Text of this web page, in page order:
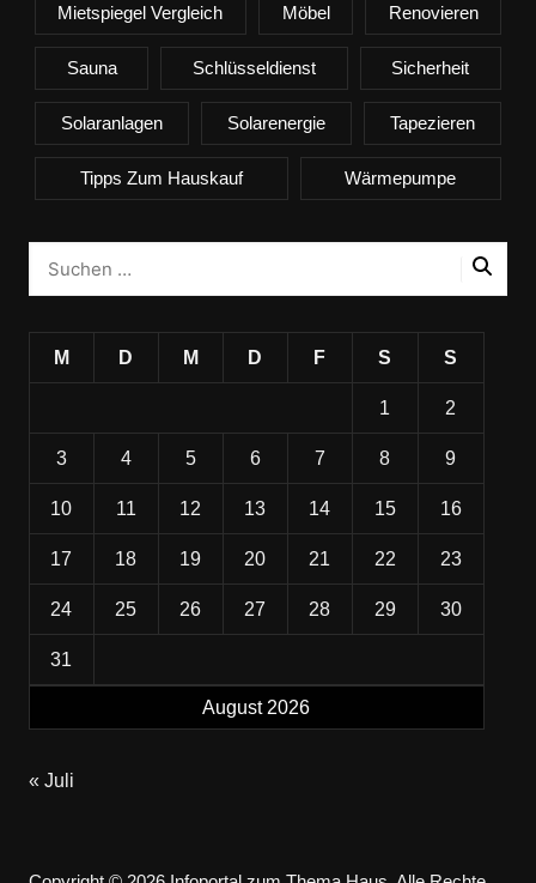
Mietspiegel Vergleich Möbel Renovieren
Sauna Schlüsseldienst Sicherheit
Solaranlagen Solarenergie Tapezieren
Tipps Zum Hauskauf Wärmepumpe
August 2026
M D M D F S S
1 2
3 4 5 6 7 8 9
10 11 12 13 14 15 16
17 18 19 20 21 22 23
24 25 26 27 28 29 30
31
« Juli